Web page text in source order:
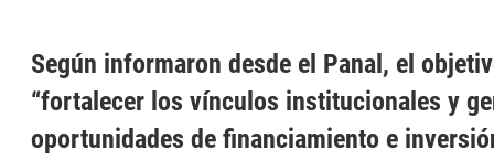
Según informaron desde el Panal, el
“fortalecer los vínculos institucionales y
oportunidades de financiamiento e